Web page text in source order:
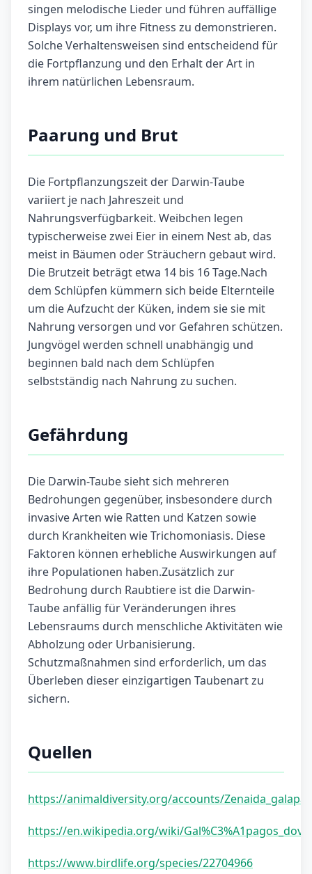
singen melodische Lieder und führen auffällige
Displays vor, um ihre Fitness zu demonstrieren.
Solche Verhaltensweisen sind entscheidend für
die Fortpflanzung und den Erhalt der Art in
ihrem natürlichen Lebensraum.
Paarung und Brut
Die Fortpflanzungszeit der Darwin-Taube
variiert je nach Jahreszeit und
Nahrungsverfügbarkeit. Weibchen legen
typischerweise zwei Eier in einem Nest ab, das
meist in Bäumen oder Sträuchern gebaut wird.
Die Brutzeit beträgt etwa 14 bis 16 Tage.Nach
dem Schlüpfen kümmern sich beide Elternteile
um die Aufzucht der Küken, indem sie sie mit
Nahrung versorgen und vor Gefahren schützen.
Jungvögel werden schnell unabhängig und
beginnen bald nach dem Schlüpfen
selbstständig nach Nahrung zu suchen.
Gefährdung
Die Darwin-Taube sieht sich mehreren
Bedrohungen gegenüber, insbesondere durch
invasive Arten wie Ratten und Katzen sowie
durch Krankheiten wie Trichomoniasis. Diese
Faktoren können erhebliche Auswirkungen auf
ihre Populationen haben.Zusätzlich zur
Bedrohung durch Raubtiere ist die Darwin-
Taube anfällig für Veränderungen ihres
Lebensraums durch menschliche Aktivitäten wie
Abholzung oder Urbanisierung.
Schutzmaßnahmen sind erforderlich, um das
Überleben dieser einzigartigen Taubenart zu
sichern.
Quellen
https://animaldiversity.org/accounts/
https://en.wikipedia.org/wiki/Gal%C3%A1pagos_dove
https://www.birdlife.org/species/22704966